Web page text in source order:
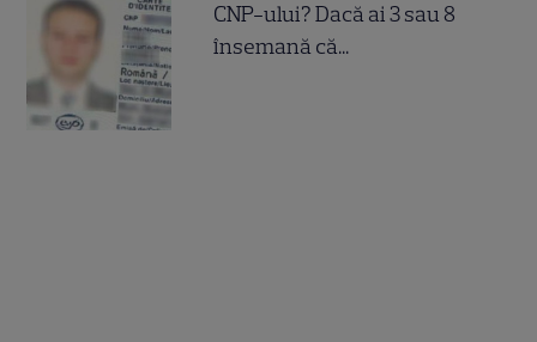
CNP-ului? Dacă ai 3 sau 8
însemană că...